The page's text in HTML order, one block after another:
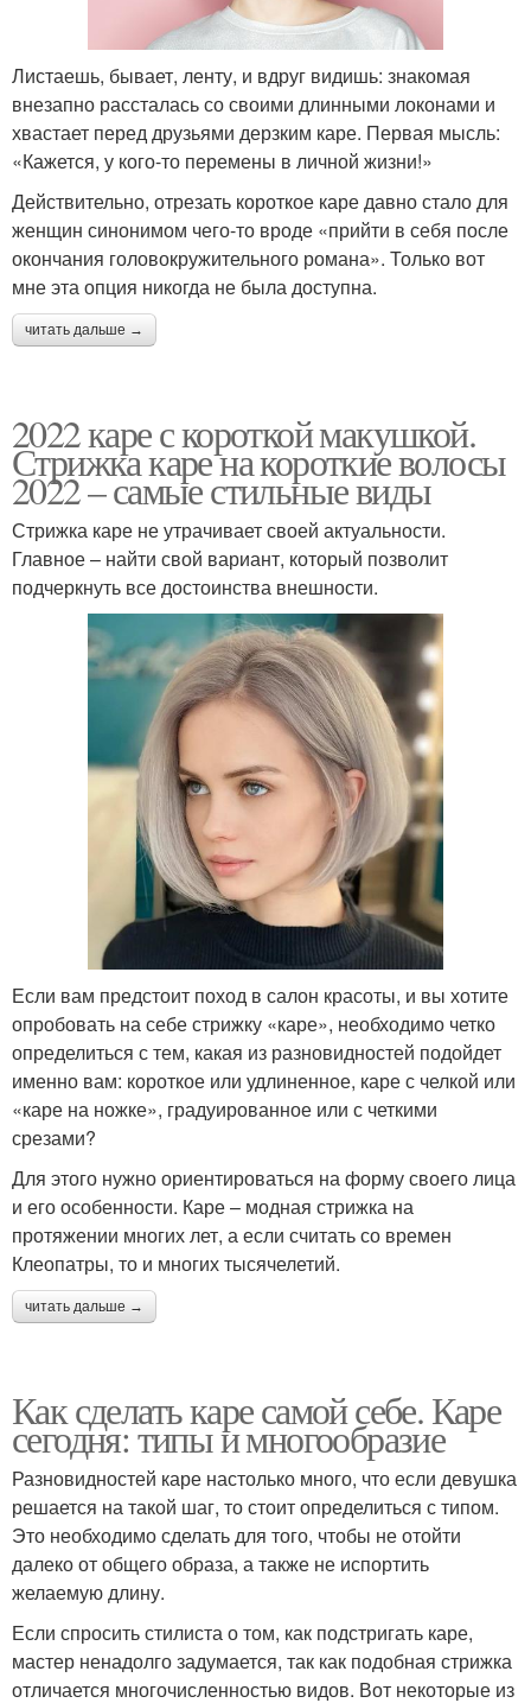
Листаешь, бывает, ленту, и вдруг видишь: знакомая
внезапно рассталась со своими длинными локонами и
хвастает перед друзьями дерзким каре. Первая мысль:
«Кажется, у кого-то перемены в личной жизни!»
Действительно, отрезать короткое каре давно стало для
женщин синонимом чего-то вроде «прийти в себя после
окончания головокружительного романа». Только вот
мне эта опция никогда не была доступна.
читать дальше →
2022 каре с короткой макушкой.
Стрижка каре на короткие волосы
2022 – самые стильные виды
Стрижка каре не утрачивает своей актуальности.
Главное – найти свой вариант, который позволит
подчеркнуть все достоинства внешности.
Если вам предстоит поход в салон красоты, и вы хотите
опробовать на себе стрижку «каре», необходимо четко
определиться с тем, какая из разновидностей подойдет
именно вам: короткое или удлиненное, каре с челкой или
«каре на ножке», градуированное или с четкими
срезами?
Для этого нужно ориентироваться на форму своего лица
и его особенности. Каре – модная стрижка на
протяжении многих лет, а если считать со времен
Клеопатры, то и многих тысячелетий.
читать дальше →
Как сделать каре самой себе. Каре
сегодня: типы и многообразие
Разновидностей каре настолько много, что если девушка
решается на такой шаг, то стоит определиться с типом.
Это необходимо сделать для того, чтобы не отойти
далеко от общего образа, а также не испортить
желаемую длину.
Если спросить стилиста о том, как подстригать каре,
мастер ненадолго задумается, так как подобная стрижка
отличается многочисленностью видов. Вот некоторые из